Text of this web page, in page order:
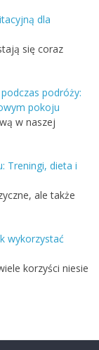
dla
się coraz
podróży:
pokoju
w naszej
Treningi, dieta i
ale także
wykorzystać
korzyści niesie